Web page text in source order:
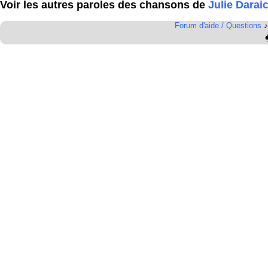
Voir les autres paroles des chansons de Julie
Forum d'aide / Questions